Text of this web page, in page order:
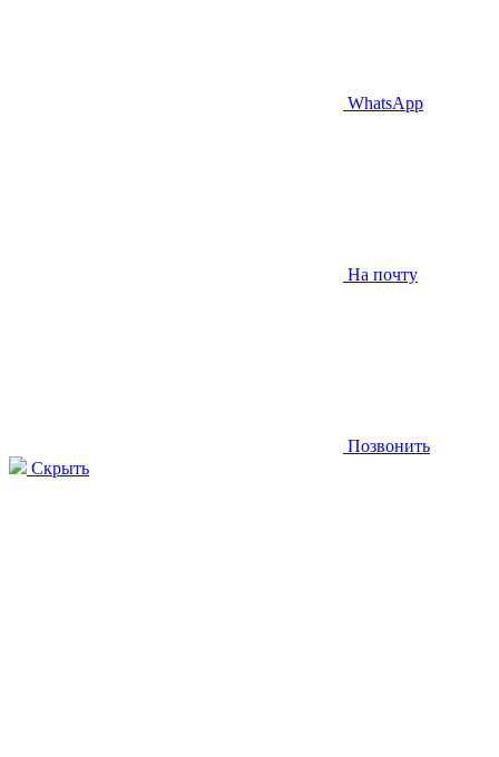
WhatsApp
На почту
Позвонить
Скрыть